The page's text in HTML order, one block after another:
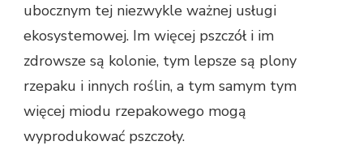
ubocznym tej niezwykle ważnej usługi
ekosystemowej. Im więcej pszczół i im
zdrowsze są kolonie, tym lepsze są plony
rzepaku i innych roślin, a tym samym tym
więcej miodu rzepakowego mogą
wyprodukować pszczoły.